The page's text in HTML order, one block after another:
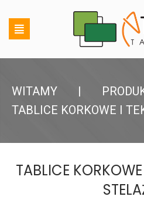
WITAMY |
TABLICE KORKOWE I
TABLICE